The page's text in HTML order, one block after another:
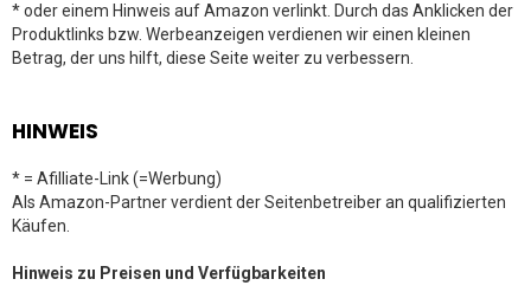
* oder einem Hinweis auf Amazon verlinkt. Durch das Anklicken der
Produktlinks bzw. Werbeanzeigen verdienen wir einen kleinen
Betrag, der uns hilft, diese Seite weiter zu verbessern.
HINWEIS
* = Afilliate-Link (=Werbung)
Als Amazon-Partner verdient der Seitenbetreiber an qualifizierten
Käufen.
Hinweis zu Preisen und Verfügbarkeiten